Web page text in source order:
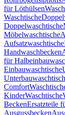
für Löthülsen
Waschtische
Doppelwaschtische
Möbelwaschtische
Aufsatzwaschtische
Handwaschbecken
für
Einbauwaschtische
Comfort
KinderWaschtische
BeckenErsatzteile
Ausgussbecken